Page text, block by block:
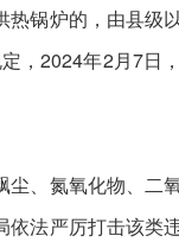
锅炉的，由县级
，2024年2月7日
、氮氧化物、二
法严厉打击该类